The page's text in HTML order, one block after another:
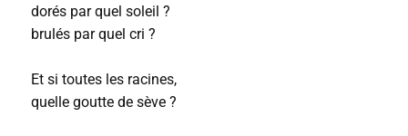
dorés par quel soleil ?
brulés par quel cri ?
Et si toutes les racines,
quelle goutte de sève ?